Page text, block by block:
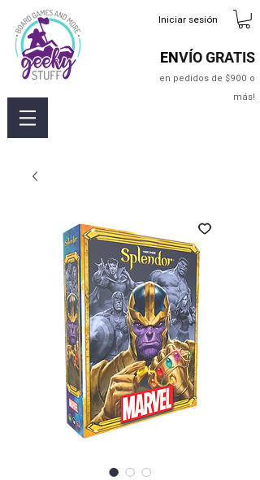
Iniciar sesión
ENVÍO GRATIS
en pedidos de $900 o
más!